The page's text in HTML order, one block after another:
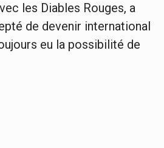
les Diables Rouges, a
de devenir international
eu la possibilité de